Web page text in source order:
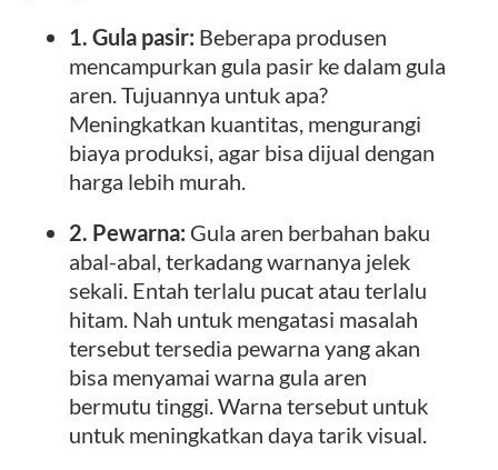
1. Gula pasir: Beberapa produsen
mencampurkan gula pasir ke dalam gula
aren. Tujuannya untuk apa?
Meningkatkan kuantitas, mengurangi
biaya produksi, agar bisa dijual dengan
harga lebih murah.
2. Pewarna: Gula aren berbahan baku
abal-abal, terkadang warnanya jelek
sekali. Entah terlalu pucat atau terlalu
hitam. Nah untuk mengatasi masalah
tersebut tersedia pewarna yang akan
bisa menyamai warna gula aren
bermutu tinggi. Warna tersebut untuk
untuk meningkatkan daya tarik visual.